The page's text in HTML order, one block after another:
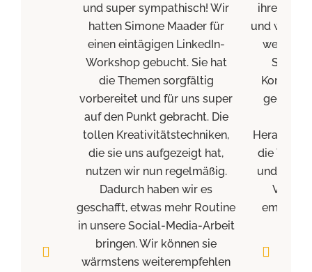
und super sympathisch! Wir
hatten Simone Maader für
einen eintägigen LinkedIn-
Workshop gebucht. Sie hat
die Themen sorgfältig
vorbereitet und für uns super
auf den Punkt gebracht. Die
tollen Kreativitätstechniken,
die sie uns aufgezeigt hat,
nutzen wir nun regelmäßig.
Dadurch haben wir es
geschafft, etwas mehr Routine
in unsere Social-Media-Arbeit
bringen. Wir können sie
wärmstens weiterempfehlen
ihrer
und
die
und für
Vielen